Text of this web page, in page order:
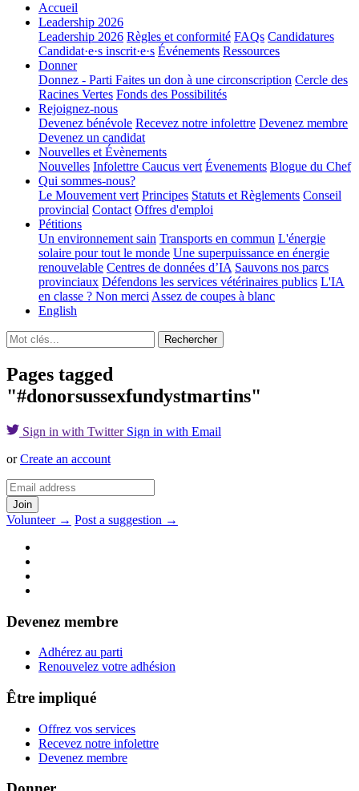
Accueil
Leadership 2026
Leadership 2026 Règles et conformité FAQs Candidatures
Candidat·e·s inscrit·e·s Événements Ressources
Donner
Donnez - Parti Faites un don à une circonscription Cercle des
Racines Vertes Fonds des Possibilités
Rejoignez-nous
Devenez bénévole Recevez notre infolettre Devenez membre
Devenez un candidat
Nouvelles et Évènements
Nouvelles Infolettre Caucus vert Évenements Blogue du Chef
Qui sommes-nous?
Le Mouvement vert Principes Statuts et Règlements Conseil
provincial Contact Offres d'emploi
Pétitions
Un environnement sain Transports en commun L'énergie
solaire pour tout le monde Une superpuissance en énergie
renouvelable Centres de données d’IA Sauvons nos parcs
provinciaux Défendons les services vétérinaires publics L'IA
en classe ? Non merci Assez de coupes à blanc
English
Pages tagged
"#donorsussexfundystmartins"
Sign in with Twitter Sign in with Email
orCreate an account
Volunteer → Post a suggestion →
Devenez membre
Adhérez au parti
Renouvelez votre adhésion
Être impliqué
Offrez vos services
Recevez notre infolettre
Devenez membre